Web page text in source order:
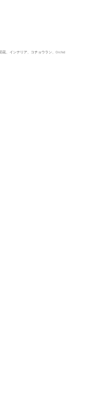
、インテリア、コチョウラン、Orchid